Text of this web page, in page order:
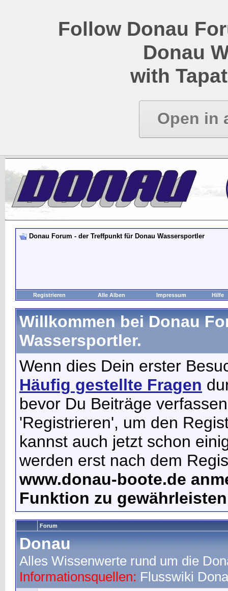
Follow Donau
Donau
with
Open in
Donau Forum - der Treffpunkt für Donau Wassersportler
Registrieren Alle Alben Impressum Hilfe
Willkommen bei Donau
Wassersportler.
Wenn dies Dein erster
Häufig gestellte Fragen
bevor Du Beiträge
'Registrieren', um den
kannst auch jetzt schon
werden erst nach dem
www.donau-boote.de
Funktion zu
Forum
Donau
Alles Wissenwerte rund um die
Informationsquellen: Flusswiki